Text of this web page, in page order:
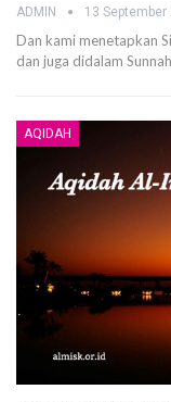
ADMIN 13 September
Dan kami menetapkan
dan juga didalam
AQIDAH